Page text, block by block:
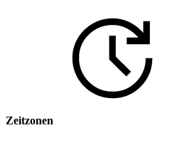
Zeitzonen